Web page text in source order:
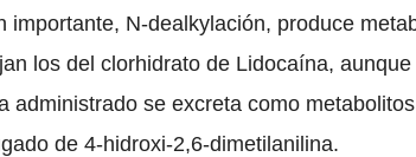
N-dealkylación, produce
los del clorhidrato de Lidocaína,
se excreta como
de 4-hidroxi-2,6-dimetilanilina.